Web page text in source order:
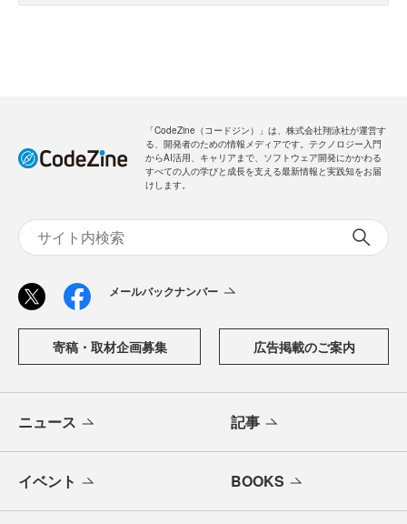
「CodeZine（コードジン）」は、株式会社翔泳社が運営す
る、開発者のための情報メディアです。テクノロジー入門
からAI活用、キャリアまで、ソフトウェア開発にかかわる
すべての人の学びと成長を支える最新情報と実践知をお届
けします。
メールバックナンバー
寄稿・取材企画募集 広告掲載のご案内
ニュース 記事
イベント BOOKS